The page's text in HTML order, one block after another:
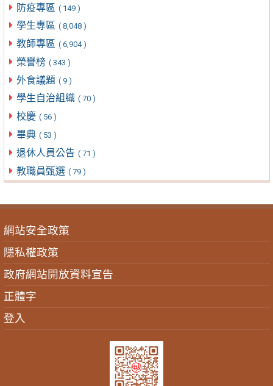
防疫專區 ( 149 )
學生專區 ( 8,048 )
教師專區 ( 6,904 )
榮譽榜 ( 343 )
外食議題 ( 9 )
學生自治組織 ( 70 )
校慶 ( 56 )
畢典 ( 53 )
退休人員公告 ( 71 )
教職員甄選 ( 79 )
網站安全政策
隱私權政策
政府網站開放資料宣告
正體字
登入